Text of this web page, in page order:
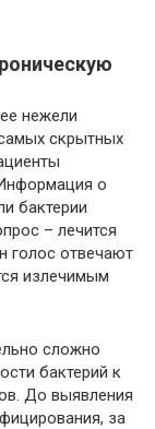
нежели
скрытных
о
бактерии
– лечится
голос отвечают
излечимым
сложно
бактерий к
До выявления
за